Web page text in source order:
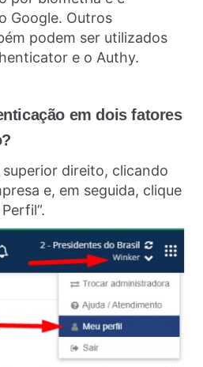
Google. Outros
podem ser utilizados
e o Authy.
em dois fatores
superior direito, clicando
e, em seguida, clique